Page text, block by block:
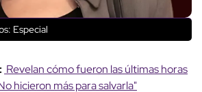
Especial
Revelan cómo fueron las últimas horas
hicieron más para salvarla"